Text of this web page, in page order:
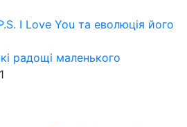
I Love You та еволюція його
радощі маленького